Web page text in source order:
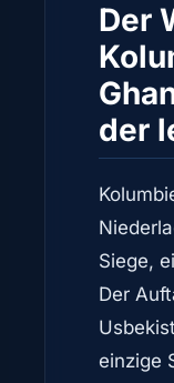
Der
der
Siege,
Der
einzige